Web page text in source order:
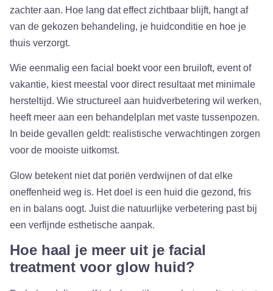
zachter aan. Hoe lang dat effect zichtbaar blijft, hangt af
van de gekozen behandeling, je huidconditie en hoe je
thuis verzorgt.
Wie eenmalig een facial boekt voor een bruiloft, event of
vakantie, kiest meestal voor direct resultaat met minimale
hersteltijd. Wie structureel aan huidverbetering wil werken,
heeft meer aan een behandelplan met vaste tussenpozen.
In beide gevallen geldt: realistische verwachtingen zorgen
voor de mooiste uitkomst.
Glow betekent niet dat poriën verdwijnen of dat elke
oneffenheid weg is. Het doel is een huid die gezond, fris
en in balans oogt. Juist die natuurlijke verbetering past bij
een verfijnde esthetische aanpak.
Hoe haal je meer uit je facial
treatment voor glow huid?